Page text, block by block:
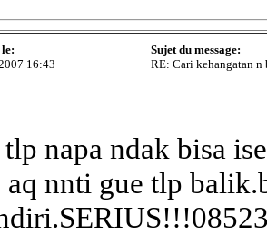
le:
16:43
Sujet du message:
RE: Cari kehangatan n
tlp napa ndak bisa
nnti gue tlp